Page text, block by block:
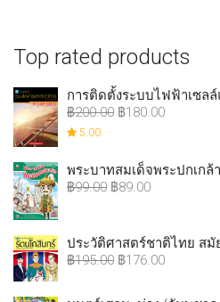
Top rated products
การติดตั้งระบบไฟฟ้าเซล
฿200.00 ฿180.00
5.00
พระบาทสมเด็จพระปกเกล้
฿99.00 ฿89.00
ประวัติศาสตร์ชาติไทย ส
฿195.00 ฿176.00